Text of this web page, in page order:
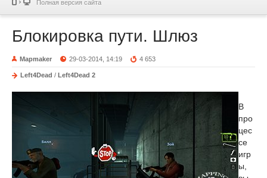
Полная версия сайта
Блокировка пути. Шлюз
Mapmaker 29-03-2014, 14:19 4 653
Left4Dead / Left4Dead 2
В
про
цес
се
игр
ы,